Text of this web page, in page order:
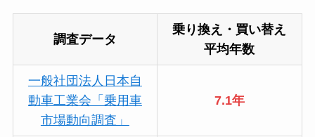
調査データ
乗り換え・買い替え
平均年数
一般社団法人日本自
動車工業会「乗用車
市場動向調査」
7.1年